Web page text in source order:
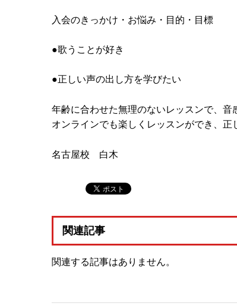
入会のきっかけ・お悩み・目的・目標
●歌うことが好き
●正しい声の出し方を学びたい
年齢に合わせた無理のないレッスンで、音
オンラインでも楽しくレッスンができ、正
名古屋校 白木
関連記事
関連する記事はありません。